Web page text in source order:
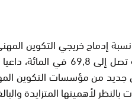
إدماج خريجي التكوين
مع باقي أسلاك التكوين،
جديد من مؤسسات التكوين
بالنظر لأهميتها المتزايدة